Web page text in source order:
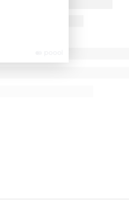
s’éveille au son d’une
pilote la maison et
dans la cuisine, et
: « LAIT = 0 ». La télé s’est
Jean aime bien les